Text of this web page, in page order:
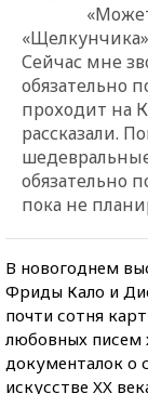
Сейчас мне
обязательно
проходит на
рассказали.
обязательно
пока не
В новогоднем
Фриды Кало и
почти сотня
любовных писем
документалок о
искусстве XX